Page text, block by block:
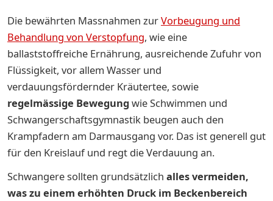
Die bewährten Massnahmen zurVorbeugung und
Behandlung von Verstopfung, wie eine
ballaststoffreiche Ernährung, ausreichende Zufuhr von
Flüssigkeit, vor allem Wasser und
verdauungsfördernder Kräutertee, sowie
regelmässige Bewegungwie Schwimmen und
Schwangerschaftsgymnastik beugen auch den
Krampfadern am Darmausgang vor. Das ist generell gut
für den Kreislauf und regt die Verdauung an.
Schwangere sollten grundsätzlich alles vermeiden,
was zu einem erhöhten Druck im Beckenbereich